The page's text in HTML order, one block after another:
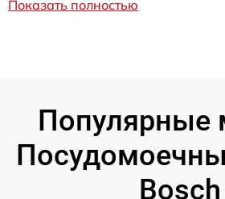
Показать полностью
Популярные
Bosch